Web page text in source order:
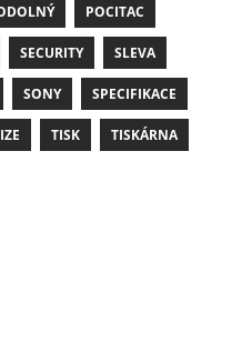
POCITAC
SECURITY SLEVA
SONY SPECIFIKACE
TISK TISKÁRNA